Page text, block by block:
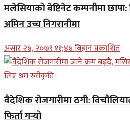
मलेसियाको बेष्टिनेट कम्पनीमा
अमिन उच्च निगरानीमा
असार २४, २०७९ ११;४४ बिहान प्रकाशित
वैदेशिक रोजगारीमा ठगी:
फिर्ता गर्‍यो